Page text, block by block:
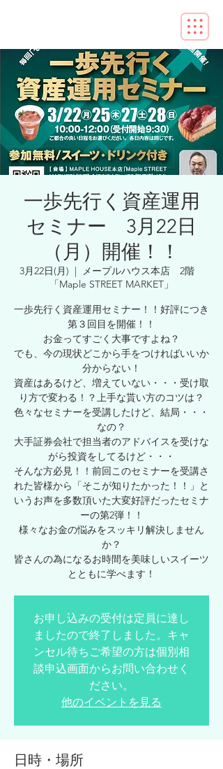
一歩先行く資産運用
セミナー 3月22日
（月）開催！！
3月22日(月)
  |
メープルハウス本店 2階
「Maple STREET MARKET」
一歩先行く資産運用セミナー！！好評につき
第３回目を開催！！
お金ってすごく大事ですよね？
でも、今の現状どこから手をつければいいか
分からない！
資産はあるけど、増えていない・・・受け取
り方で変わる！？上手な貰い方のコツは？
色々なセミナーを受講したけど、結局・・・
なの？
大手証券会社で担当者のアドバイスを受けな
がら投資をしてるけど・・・
そんな方必見！！前回このセミナーを受講さ
れた皆様から「そこが知りたかった！！」と
いうお声を多数頂いた大変好評だったセミナ
ーの第2弾！！
様々なお金の悩みをスッキリ解決しません
か？
皆さんの為になるお時間を美味しいスイーツ
とともに学べます！
お申し込みの受付は定員に達し
ましたので終了しました。キャ
ンセル待ちご希望の方は個別相
談申込画面からお問い合わせく
ださい。
他のイベントを見る
日時・場所